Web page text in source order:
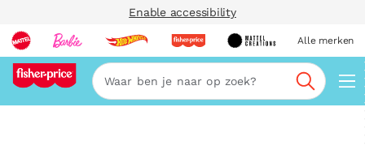
Enable accessibility
Alle merken
Zoeken